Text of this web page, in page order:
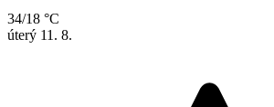
34/18 °C
úterý 11. 8.